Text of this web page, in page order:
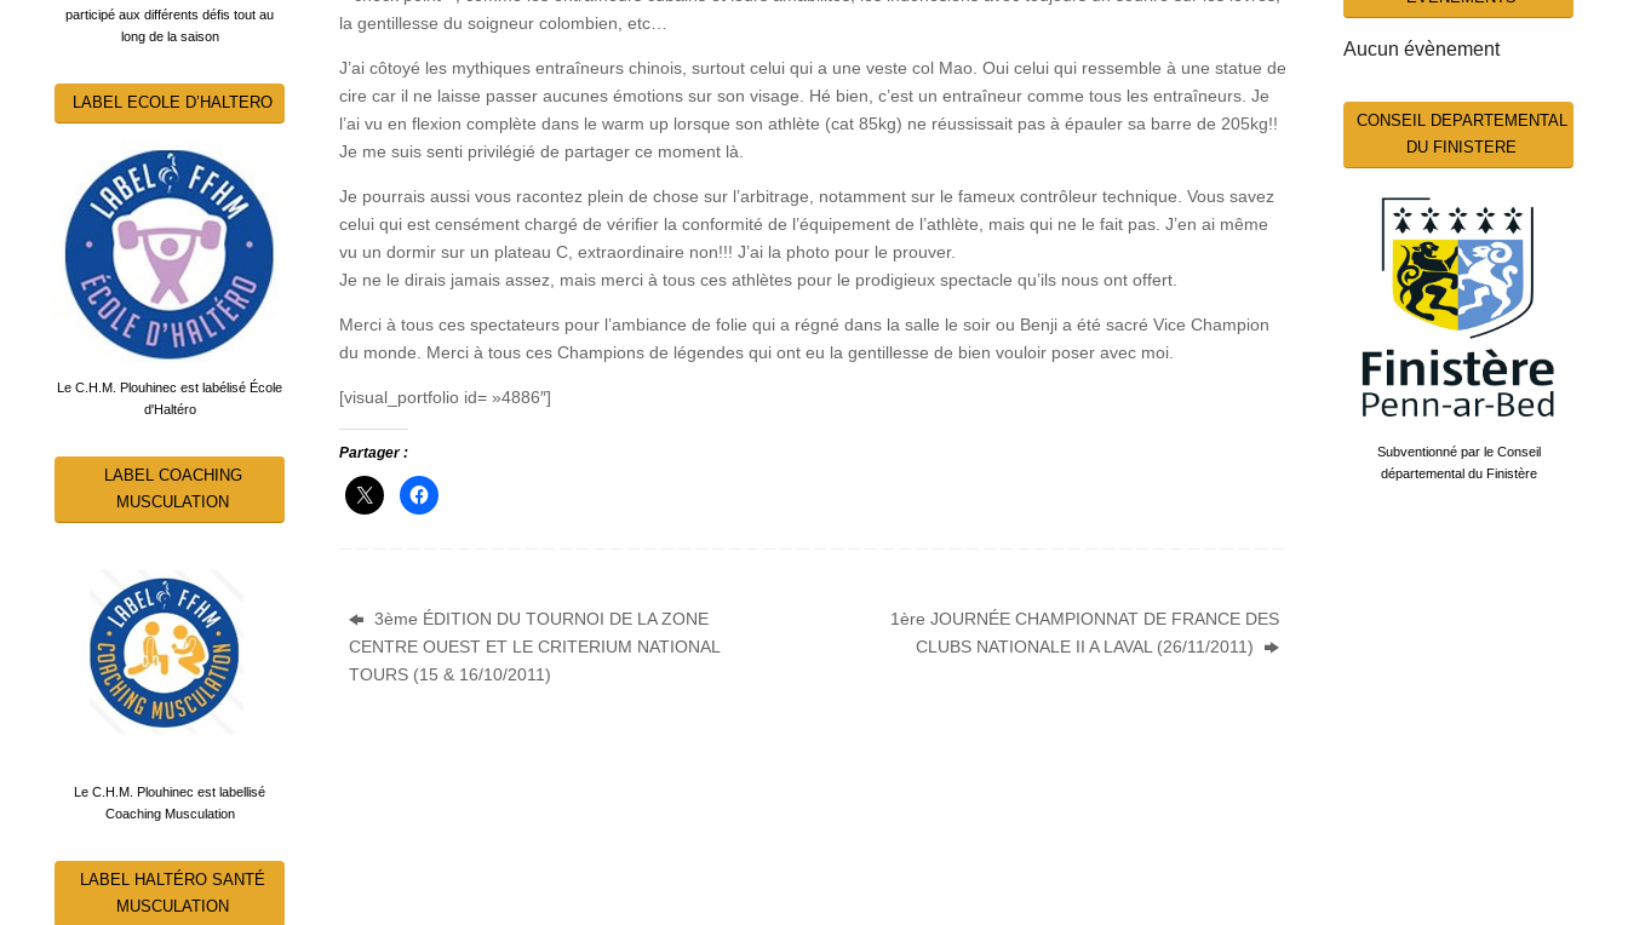
la gentillesse du soigneur colombien, etc…
J’ai côtoyé les mythiques entraîneurs chinois, surtout celui qui a une veste col Mao. Oui celui qui ressemble à une statue de
cire car il ne laisse passer aucunes émotions sur son visage. Hé bien, c’est un entraîneur comme tous les entraîneurs. Je
l’ai vu en flexion complète dans le warm up lorsque son athlète (cat 85kg) ne réussissait pas à épauler sa barre de 205kg!!
Je me suis senti privilégié de partager ce moment là.
Je pourrais aussi vous racontez plein de chose sur l’arbitrage, notamment sur le fameux contrôleur technique. Vous savez
celui qui est censément chargé de vérifier la conformité de l’équipement de l’athlète, mais qui ne le fait pas. J’en ai même
vu un dormir sur un plateau C, extraordinaire non!!! J’ai la photo pour le prouver.
Je ne le dirais jamais assez, mais merci à tous ces athlètes pour le prodigieux spectacle qu’ils nous ont offert.
Merci à tous ces spectateurs pour l’ambiance de folie qui a régné dans la salle le soir ou Benji a été sacré Vice Champion
du monde. Merci à tous ces Champions de légendes qui ont eu la gentillesse de bien vouloir poser avec moi.
[visual_portfolio id= »4886″]
Partager :
3ème ÉDITION DU TOURNOI DE LA ZONE
CENTRE OUEST ET LE CRITERIUM NATIONAL
TOURS (15 & 16/10/2011)
1ère JOURNÉE CHAMPIONNAT DE FRANCE DES
CLUBS NATIONALE II A LAVAL (26/11/2011)
participé aux différents défis tout au
long de la saison
LABEL ECOLE D’HALTERO
Le C.H.M. Plouhinec est labélisé École
d'Haltéro
LABEL COACHING
MUSCULATION
Le C.H.M. Plouhinec est labellisé
Coaching Musculation
LABEL HALTÉRO SANTÉ
MUSCULATION
Aucun évènement
CONSEIL DEPARTEMENTAL
DU FINISTERE
Subventionné par le Conseil
départemental du Finistère